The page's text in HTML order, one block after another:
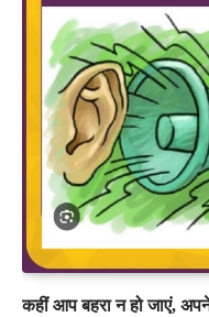
कहीं आप बहरा न हो जाएं,